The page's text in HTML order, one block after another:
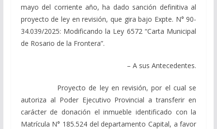
mayo del corriente año, ha dado sanción definitiva al
proyecto de ley en revisión, que gira bajo Expte. N° 90-
34.039/2025: Modificando la Ley 6572 “Carta Municipal
de Rosario de la Frontera”.
– A sus Antecedentes.
Proyecto de ley en revisión, por el cual se
autoriza al Poder Ejecutivo Provincial a transferir en
carácter de donación el inmueble identificado con la
Matrícula N° 185.524 del departamento Capital, a favor